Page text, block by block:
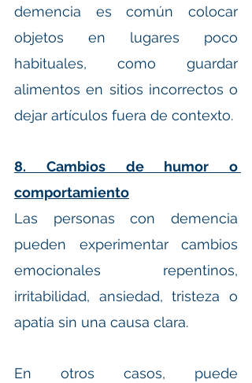
demencia es común colocar
objetos en lugares poco
habituales, como guardar
alimentos en sitios incorrectos o
dejar artículos fuera de contexto.
8. Cambios de humor o
comportamiento
Las personas con demencia
pueden experimentar cambios
emocionales repentinos,
irritabilidad, ansiedad, tristeza o
apatía sin una causa clara.
En otros casos, puede